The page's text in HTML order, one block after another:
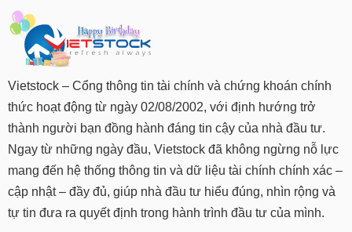
Vietstock – Cổng thông tin tài chính và chứng khoán chính
thức hoạt động từ ngày 02/08/2002, với định hướng trở
thành người bạn đồng hành đáng tin cậy của nhà đầu tư.
Ngay từ những ngày đầu, Vietstock đã không ngừng nỗ lực
mang đến hệ thống thông tin và dữ liệu tài chính chính xác –
cập nhật – đầy đủ, giúp nhà đầu tư hiểu đúng, nhìn rộng và
tự tin đưa ra quyết định trong hành trình đầu tư của mình.